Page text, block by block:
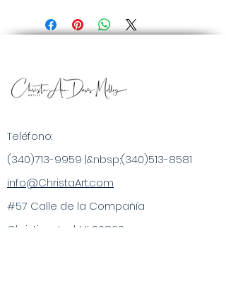
Teléfono:
(340)713-9959 |&nbsp;(340)513-8581
info@ChristaArt.com
#57 Calle de la Compañía
Christiansted, VI 00820